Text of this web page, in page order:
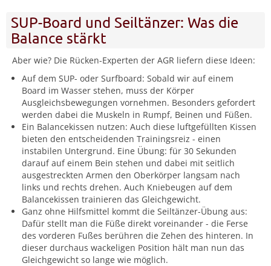
SUP-Board und Seiltänzer: Was die
Balance stärkt
Aber wie? Die Rücken-Experten der AGR liefern diese Ideen:
Auf dem SUP- oder Surfboard: Sobald wir auf einem
Board im Wasser stehen, muss der Körper
Ausgleichsbewegungen vornehmen. Besonders gefordert
werden dabei die Muskeln in Rumpf, Beinen und Füßen.
Ein Balancekissen nutzen: Auch diese luftgefüllten Kissen
bieten den entscheidenden Trainingsreiz - einen
instabilen Untergrund. Eine Übung: für 30 Sekunden
darauf auf einem Bein stehen und dabei mit seitlich
ausgestreckten Armen den Oberkörper langsam nach
links und rechts drehen. Auch Kniebeugen auf dem
Balancekissen trainieren das Gleichgewicht.
Ganz ohne Hilfsmittel kommt die Seiltänzer-Übung aus:
Dafür stellt man die Füße direkt voreinander - die Ferse
des vorderen Fußes berühren die Zehen des hinteren. In
dieser durchaus wackeligen Position hält man nun das
Gleichgewicht so lange wie möglich.